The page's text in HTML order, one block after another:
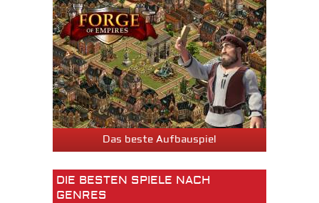
Das beste Aufbauspiel
DIE BESTEN SPIELE NACH
GENRES